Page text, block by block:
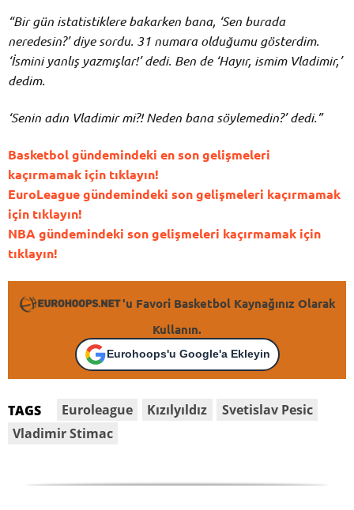
“Bir gün istatistiklere bakarken bana, ‘Sen burada
neredesin?’ diye sordu. 31 numara olduğumu gösterdim.
‘İsmini yanlış yazmışlar!’ dedi. Ben de ‘Hayır, ismim Vladimir,’
dedim.
‘Senin adın Vladimir mi?! Neden bana söylemedin?’ dedi.”
Basketbol gündemindeki en son gelişmeleri
kaçırmamak için tıklayın!
EuroLeague gündemindeki son gelişmeleri kaçırmamak
için tıklayın!
NBA gündemindeki son gelişmeleri kaçırmamak için
tıklayın!
'u Favori Basketbol Kaynağınız Olarak
Kullanın.
Eurohoops'u Google'a Ekleyin
TAGS Euroleague Kızılyıldız
Svetislav Pesic
Vladimir Stimac